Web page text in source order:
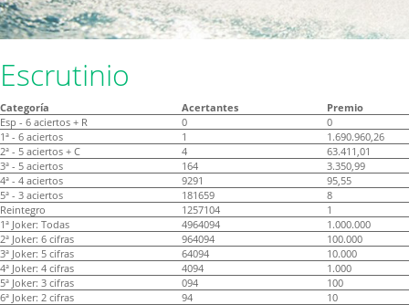
Escrutinio
Categoría Acertantes
Premio
Esp - 6 aciertos + R
0
0
1ª - 6 aciertos
1
1.690.960,26
2ª - 5 aciertos + C
4
63.411,01
3ª - 5 aciertos
164
3.350,99
4ª - 4 aciertos
9291
95,55
5ª - 3 aciertos
181659
8
Reintegro
1257104
1
1ª Joker: Todas
4964094
1.000.000
2ª Joker: 6 cifras
964094
100.000
3ª Joker: 5 cifras
64094
10.000
4ª Joker: 4 cifras
4094
1.000
5ª Joker: 3 cifras
094
100
6ª Joker: 2 cifras
94 10